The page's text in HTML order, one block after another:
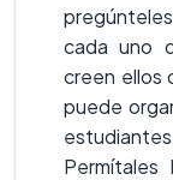
cada uno
creen ellos
puede